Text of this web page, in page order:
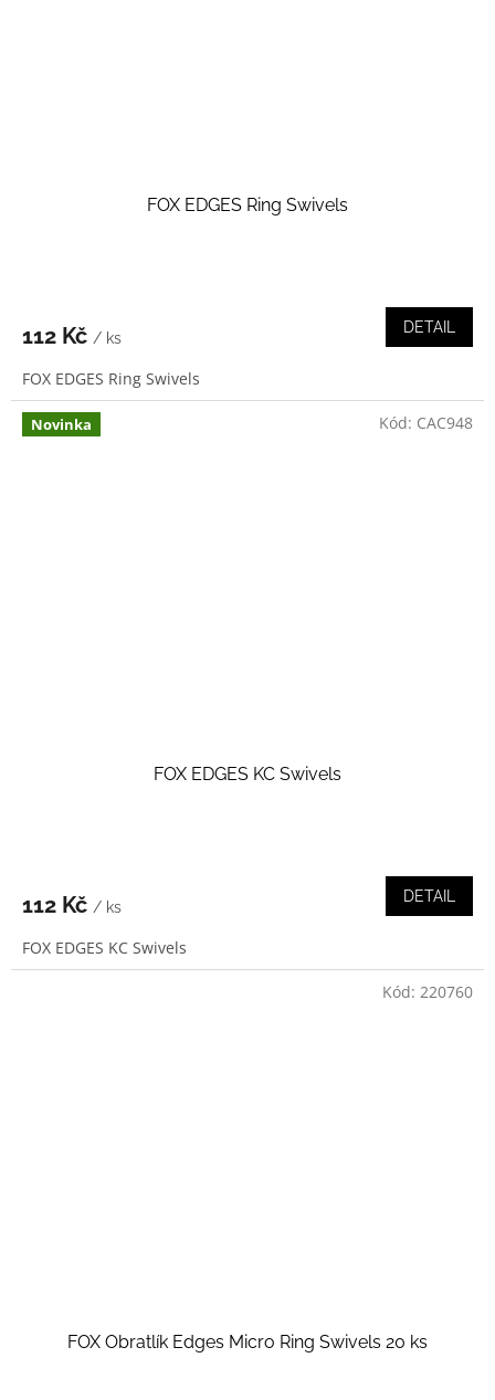
FOX EDGES Ring Swivels
112 Kč / ks
DETAIL
FOX EDGES Ring Swivels
Novinka
FOX EDGES KC Swivels
112 Kč / ks
DETAIL
FOX EDGES KC Swivels
Kód: CAC948
FOX Obratlík Edges Micro Ring Swivels 20 ks
Kód: 220760